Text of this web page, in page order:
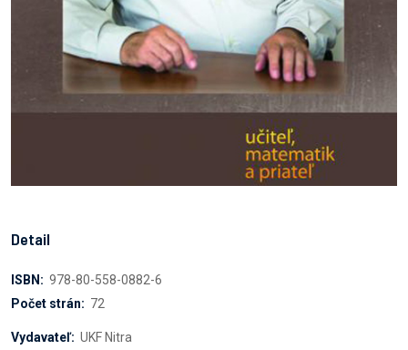
Detail
ISBN: 978-80-558-0882-6
Počet strán: 72
Vydavateľ: UKF Nitra